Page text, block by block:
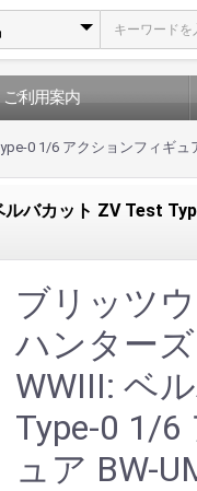
ご利用案内
0 1/6 アクションフィギュ
バカット ZV Test
ブリッツ
ハンター
WWIII: ベ
Type-0 1/6
ュア BW-